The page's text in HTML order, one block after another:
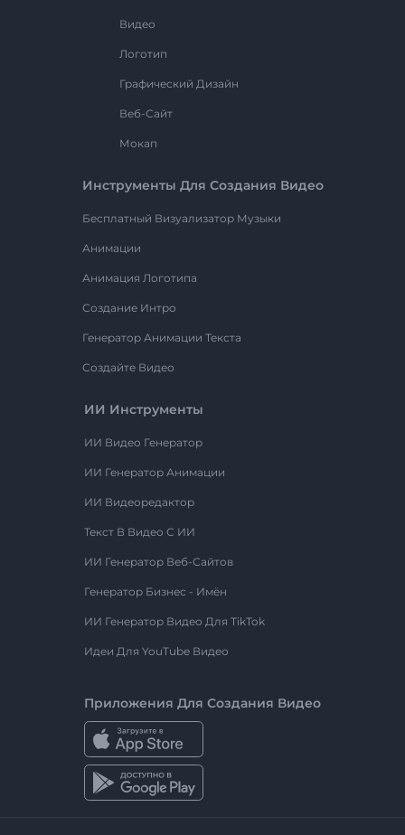
Видео
Логотип
Графический Дизайн
Веб-Сайт
Мокап
Инструменты Для Создания Видео
Бесплатный Визуализатор Музыки
Анимации
Анимация Логотипа
Создание Интро
Генератор Анимации Текста
Создайте Видео
ИИ Инструменты
ИИ Видео Генератор
ИИ Генератор Анимации
ИИ Видеоредактор
Текст В Видео С ИИ
ИИ Генератор Веб-Сайтов
Генератор Бизнес - Имён
ИИ Генератор Видео Для TikTok
Идеи Для YouTube Видео
Приложения Для Создания Видео